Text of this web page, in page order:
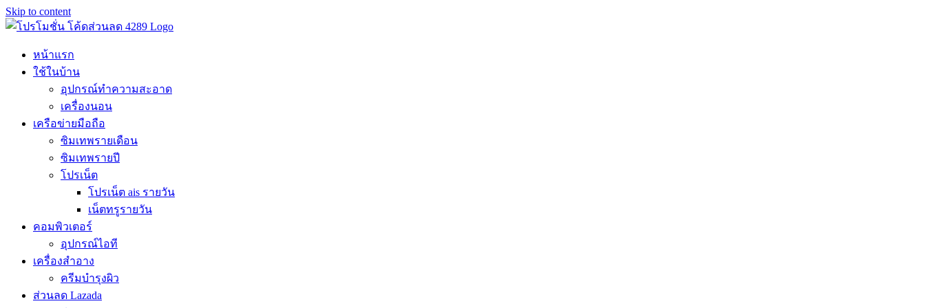
Skip to content
หน้าแรก
ใช้ในบ้าน
อุปกรณ์ทำความสะอาด
เครื่องนอน
เครือข่ายมือถือ
ซิมเทพรายเดือน
ซิมเทพรายปี
โปรเน็ต
โปรเน็ต ais รายวัน
เน็ตทรูรายวัน
คอมพิวเตอร์
อุปกรณ์ไอที
เครื่องสำอาง
ครีมบำรุงผิว
ส่วนลด Lazada